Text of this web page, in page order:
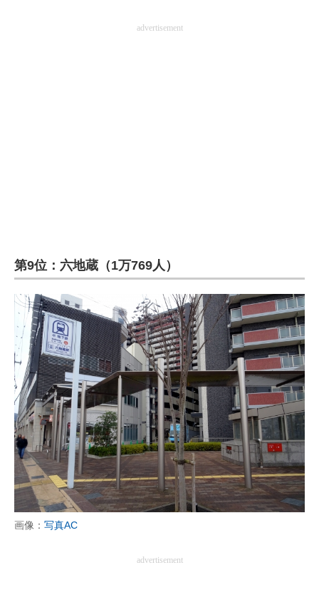
エネルギーの専門メディア
ちょっと気になるネットの話題
advertisement
第9位：六地蔵（1万769人）
画像： 写真AC
advertisement